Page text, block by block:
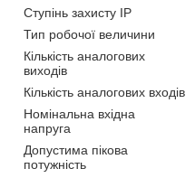
Ступінь захисту IP
Тип робочої величини
Кількість аналогових
виходів
Кількість аналогових входів
Номінальна вхідна
напруга
Допустима пікова
потужність